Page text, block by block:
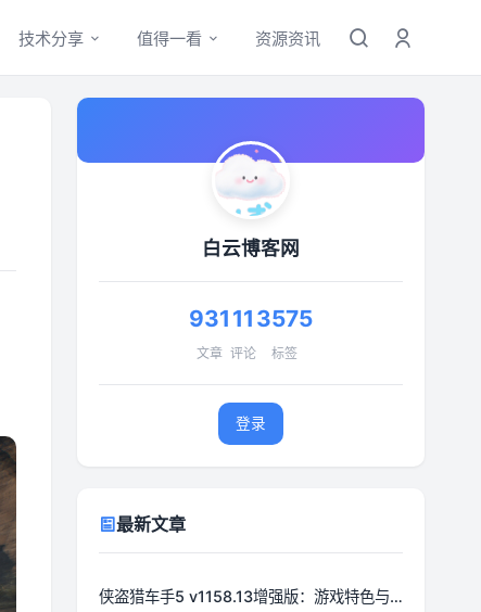
技术分享 值得一看 资源资讯
白云博客网
931
文章
11
评论
3575
标签
登录
最新文章
侠盗猎车手5 v1158.13增强版：游戏特色与